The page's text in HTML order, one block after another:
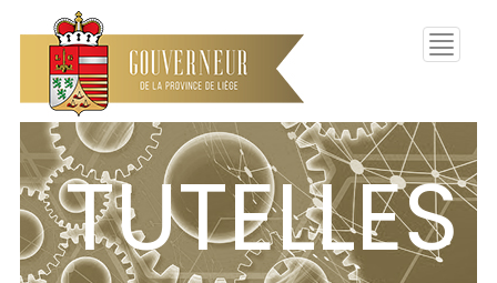
Toggle
TUTELLES